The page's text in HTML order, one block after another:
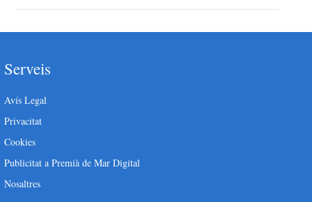
Serveis
Avís Legal
Privacitat
Cookies
Publicitat a Premià de Mar Digital
Nosaltres